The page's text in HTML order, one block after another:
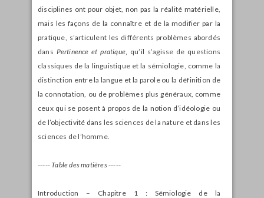
disciplines ont pour objet, non pas la réalité matérielle,
mais les façons de la connaître et de la modifier par la
pratique, s’articulent les différents problèmes abordés
dans Pertinence et pratique , qu’il s’agisse de questions
classiques de la linguistique et la sémiologie, comme la
distinction entre la langue et la parole ou la définition de
la connotation, ou de problèmes plus généraux, comme
ceux qui se posent à propos de la notion d’idéologie ou
de l’objectivité dans les sciences de la nature et dans les
sciences de l’homme.
‑‑‑‑‑ Table des matières ‑‑‑‑‑
Introduction – Chapitre 1 : Sémiologie de la